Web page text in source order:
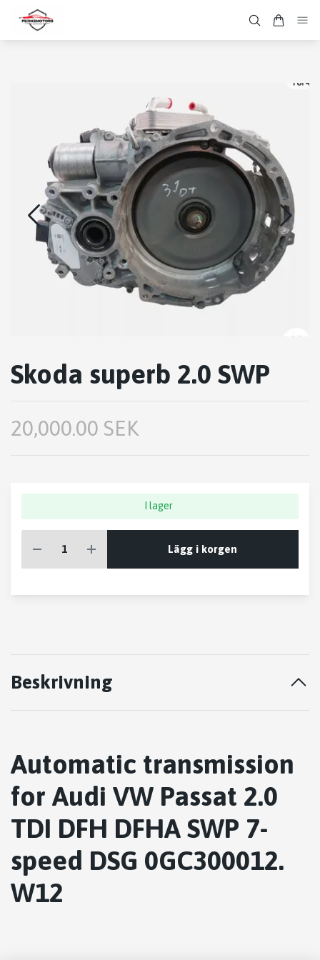
Skoda superb 2.0 SWP
20,000.00 SEK
I lager
Lägg i korgen
Beskrivning
Automatic transmission
for Audi VW Passat 2.0
TDI DFH DFHA SWP 7-
speed DSG 0GC300012.
W12